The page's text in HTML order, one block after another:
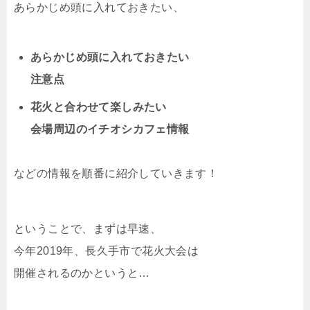
あらかじめ頭に入れておきたい、
あらかじめ頭に入れておきたい
注意点
花火と合わせて楽しみたい
会場周辺のイチオシカフェ情報
などの情報を順番に紹介していきます！
ということで、まずは早速、
今年2019年、長久手市で花火大会は
開催されるのかというと…